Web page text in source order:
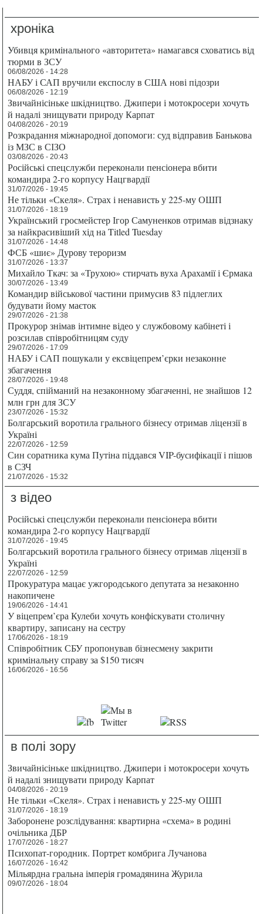
хроніка
Убивця кримінального «авторитета» намагався сховатись від
тюрми в ЗСУ
06/08/2026 - 14:28
НАБУ і САП вручили експослу в США нові підозри
06/08/2026 - 12:19
Звичайнісіньке шкідництво. Джипери і мотокросери хочуть
й надалі знищувати природу Карпат
04/08/2026 - 20:19
Розкрадання міжнародної допомоги: суд відправив Банькова
із МЗС в СІЗО
03/08/2026 - 20:43
Російські спецслужби переконали пенсіонера вбити
командира 2-го корпусу Нацгвардії
31/07/2026 - 19:45
Не тільки «Скеля». Страх і ненависть у 225-му ОШП
31/07/2026 - 18:19
Український гросмейстер Ігор Самуненков отримав відзнаку
за найкрасивіший хід на Titled Tuesday
31/07/2026 - 14:48
ФСБ «шиє» Дурову тероризм
31/07/2026 - 13:37
Михайло Ткач: за «Трухою» стирчать вуха Арахамії і Єрмака
30/07/2026 - 13:49
Командир військової частини примусив 83 підлеглих
будувати йому маєток
29/07/2026 - 21:38
Прокурор знімав інтимне відео у службовому кабінеті і
розсилав співробітницям суду
29/07/2026 - 17:09
НАБУ і САП пошукали у ексвіцепрем’єрки незаконне
збагачення
28/07/2026 - 19:48
Суддя, спійманий на незаконному збагаченні, не знайшов 12
млн грн для ЗСУ
23/07/2026 - 15:32
Болгарський воротила грального бізнесу отримав ліцензії в
Україні
22/07/2026 - 12:59
Син соратника кума Путіна піддався VIP-бусифікації і пішов
в СЗЧ
21/07/2026 - 15:32
з відео
Російські спецслужби переконали пенсіонера вбити
командира 2-го корпусу Нацгвардії
31/07/2026 - 19:45
Болгарський воротила грального бізнесу отримав ліцензії в
Україні
22/07/2026 - 12:59
Прокуратура мацає ужгородського депутата за незаконно
накопичене
19/06/2026 - 14:41
У віцепрем’єра Кулеби хочуть конфіскувати столичну
квартиру, записану на сестру
17/06/2026 - 18:19
Співробітник СБУ пропонував бізнесмену закрити
кримінальну справу за $150 тисяч
16/06/2026 - 16:56
в полі зору
Звичайнісіньке шкідництво. Джипери і мотокросери хочуть
й надалі знищувати природу Карпат
04/08/2026 - 20:19
Не тільки «Скеля». Страх і ненависть у 225-му ОШП
31/07/2026 - 18:19
Заборонене розслідування: квартирна «схема» в родині
очільника ДБР
17/07/2026 - 18:27
Психопат-городник. Портрет комбрига Лучанова
16/07/2026 - 16:42
Мільярдна гральна імперія громадянина Журила
09/07/2026 - 18:04